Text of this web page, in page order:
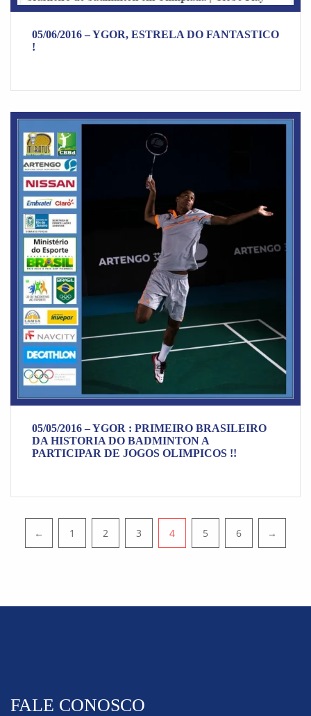
05/06/2016 – YGOR, ESTRELA DO FANTASTICO
!
05/05/2016 – YGOR : PRIMEIRO BRASILEIRO
DA HISTORIA DO BADMINTON A
PARTICIPAR DE JOGOS OLIMPICOS !!
PAGINATION
← 1 2 3 4 5 6 →
FALE CONOSCO